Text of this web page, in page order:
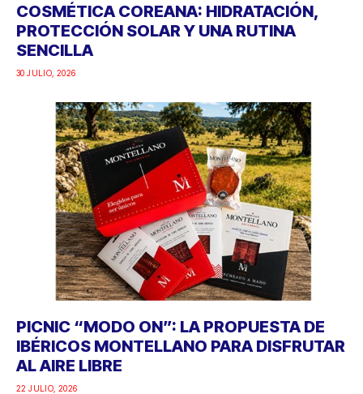
COSMÉTICA COREANA: HIDRATACIÓN,
PROTECCIÓN SOLAR Y UNA RUTINA
SENCILLA
30 JULIO, 2026
PICNIC “MODO ON”: LA PROPUESTA DE
IBÉRICOS MONTELLANO PARA DISFRUTAR
AL AIRE LIBRE
22 JULIO, 2026